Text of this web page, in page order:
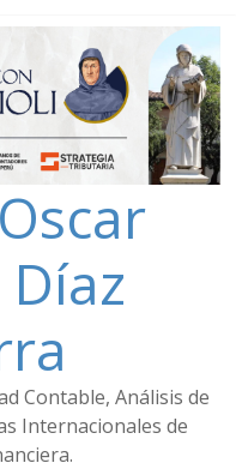
Contable, Análisis de
Internacionales de